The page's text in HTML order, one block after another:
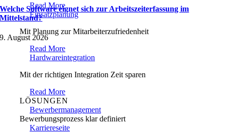
Read More
Einsatzplanung
Mit Planung zur Mitarbeiterzufriedenheit
Read More
Hardwareintegration
Mit der richtigen Integration Zeit sparen
Read More
LÖSUNGEN
Bewerbermanagement
Bewerbungsprozess klar definiert
Karriereseite
Welche Software eignet sich zur Arbeitszeiterfassung im
Mittelstand?
9. August 2026